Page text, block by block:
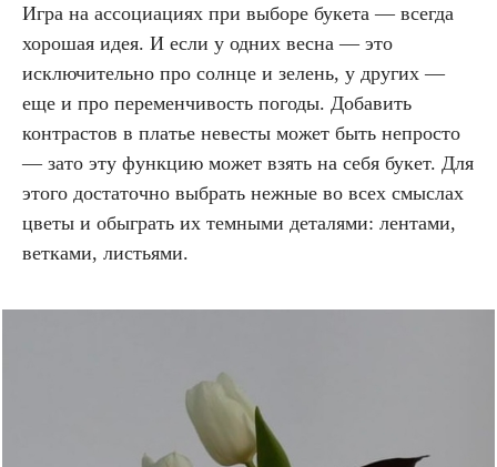
Игра на ассоциациях при выборе букета — всегда
хорошая идея. И если у одних весна — это
исключительно про солнце и зелень, у других —
еще и про переменчивость погоды. Добавить
контрастов в платье невесты может быть непросто
— зато эту функцию может взять на себя букет. Для
этого достаточно выбрать нежные во всех смыслах
цветы и обыграть их темными деталями: лентами,
ветками, листьями.